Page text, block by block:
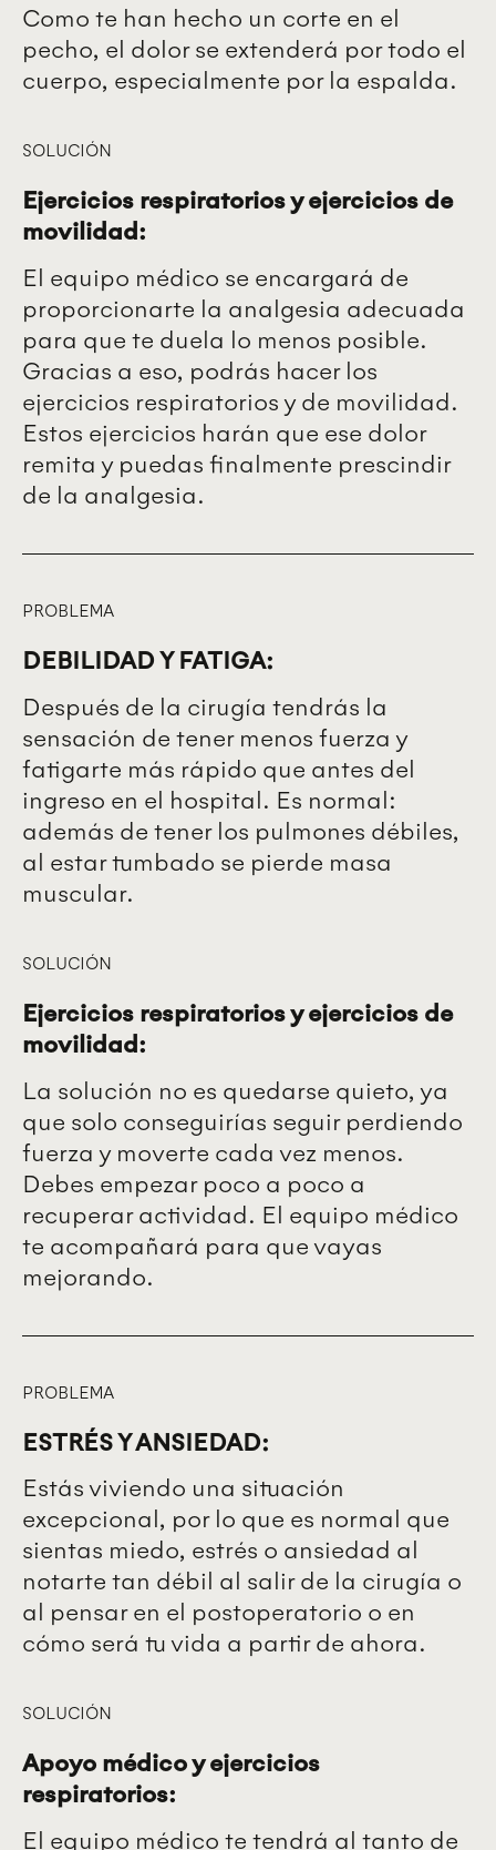
Como te han hecho un corte en el
pecho, el dolor se extenderá por todo el
cuerpo, especialmente por la espalda.
SOLUCIÓN
Ejercicios respiratorios y ejercicios de
movilidad:
El equipo médico se encargará de
proporcionarte la analgesia adecuada
para que te duela lo menos posible.
Gracias a eso, podrás hacer los
ejercicios respiratorios y de movilidad.
Estos ejercicios harán que ese dolor
remita y puedas finalmente prescindir
de la analgesia.
PROBLEMA
DEBILIDAD Y FATIGA:
Después de la cirugía tendrás la
sensación de tener menos fuerza y
fatigarte más rápido que antes del
ingreso en el hospital. Es normal:
además de tener los pulmones débiles,
al estar tumbado se pierde masa
muscular.
SOLUCIÓN
Ejercicios respiratorios y ejercicios de
movilidad:
La solución no es quedarse quieto, ya
que solo conseguirías seguir perdiendo
fuerza y moverte cada vez menos.
Debes empezar poco a poco a
recuperar actividad. El equipo médico
te acompañará para que vayas
mejorando.
PROBLEMA
ESTRÉS Y ANSIEDAD:
Estás viviendo una situación
excepcional, por lo que es normal que
sientas miedo, estrés o ansiedad al
notarte tan débil al salir de la cirugía o
al pensar en el postoperatorio o en
cómo será tu vida a partir de ahora.
SOLUCIÓN
Apoyo médico y ejercicios
respiratorios:
El equipo médico te tendrá al tanto de